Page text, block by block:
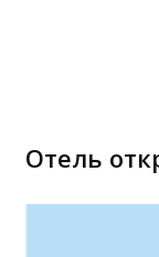
Отель